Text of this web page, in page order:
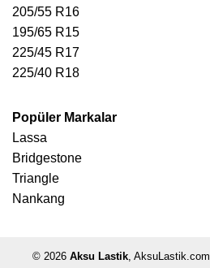
205/55 R16
195/65 R15
225/45 R17
225/40 R18
Popüler Markalar
Lassa
Bridgestone
Triangle
Nankang
© 2026 Aksu Lastik, AksuLastik.com